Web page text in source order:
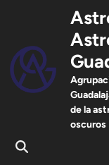
de la
oscuros
Abrir